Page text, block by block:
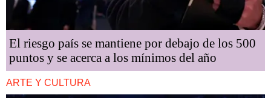
El riesgo país se mantiene por debajo de los 500
puntos y se acerca a los mínimos del año
ARTE Y CULTURA